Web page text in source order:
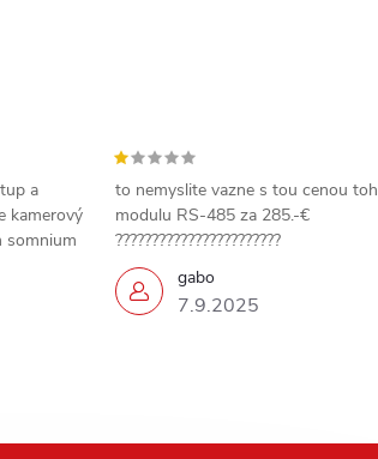
a
kamerový
somnium
gabo
7.9.2025
to nemyslite vazne s tou cenou
modulu RS-485 za 285.-€
???????????????????????